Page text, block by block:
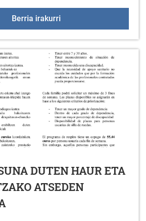
Berria irakurri
DUTEN HAUR ETA
ATSEDEN